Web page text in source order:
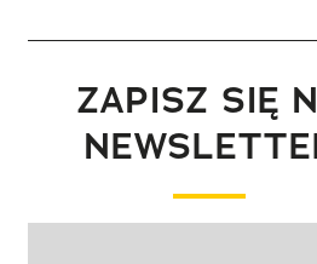
ZAPISZ SIĘ